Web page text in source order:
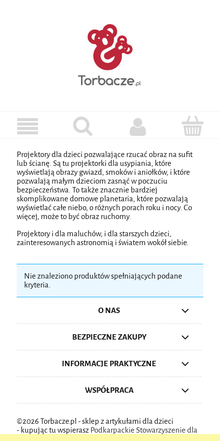
Projektory dla dzieci pozwalające rzucać obraz na sufit
lub ścianę. Są tu projektorki dla usypiania, które
wyświetlają obrazy gwiazd, smoków i aniołków, i które
pozwalają małym dzieciom zasnąć w poczuciu
bezpieczeństwa. To także znacznie bardziej
skomplikowane domowe planetaria, które pozwalają
wyświetlać całe niebo, o różnych porach roku i nocy. Co
więcej, może to być obraz ruchomy.
Projektory i dla maluchów, i dla starszych dzieci,
zainteresowanych astronomią i światem wokół siebie.
Nie znaleziono produktów spełniających podane
kryteria.
O NAS
BEZPIECZNE ZAKUPY
INFORMACJE PRAKTYCZNE
WSPÓŁPRACA
©2026 Torbacze.pl - sklep z artykułami dla dzieci
- kupując tu wspierasz Podkarpackie Stowarzyszenie dla